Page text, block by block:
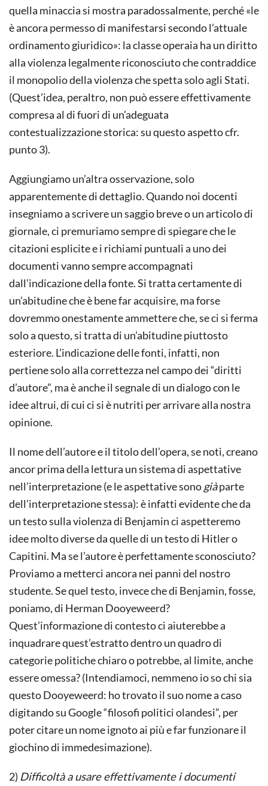
quella minaccia si mostra paradossalmente, perché «le
è ancora permesso di manifestarsi secondo l’attuale
ordinamento giuridico»: la classe operaia ha un diritto
alla violenza legalmente riconosciuto che contraddice
il monopolio della violenza che spetta solo agli Stati.
(Quest’idea, peraltro, non può essere effettivamente
compresa al di fuori di un’adeguata
contestualizzazione storica: su questo aspetto cfr.
punto 3).
Aggiungiamo un’altra osservazione, solo
apparentemente di dettaglio. Quando noi docenti
insegniamo a scrivere un saggio breve o un articolo di
giornale, ci premuriamo sempre di spiegare che le
citazioni esplicite e i richiami puntuali a uno dei
documenti vanno sempre accompagnati
dall’indicazione della fonte. Si tratta certamente di
un’abitudine che è bene far acquisire, ma forse
dovremmo onestamente ammettere che, se ci si ferma
solo a questo, si tratta di un’abitudine piuttosto
esteriore. L’indicazione delle fonti, infatti, non
pertiene solo alla correttezza nel campo dei “diritti
d’autore”, ma è anche il segnale di un dialogo con le
idee altrui, di cui ci si è nutriti per arrivare alla nostra
opinione.
Il nome dell’autore e il titolo dell’opera, se noti, creano
ancor prima della lettura un sistema di aspettative
nell’interpretazione (e le aspettative sono giàparte
dell’interpretazione stessa): è infatti evidente che da
un testo sulla violenza di Benjamin ci aspetteremo
idee molto diverse da quelle di un testo di Hitler o
Capitini. Ma se l’autore è perfettamente sconosciuto?
Proviamo a metterci ancora nei panni del nostro
studente. Se quel testo, invece che di Benjamin, fosse,
poniamo, di Herman Dooyeweerd?
Quest’informazione di contesto ci aiuterebbe a
inquadrare quest’estratto dentro un quadro di
categorie politiche chiaro o potrebbe, al limite, anche
essere omessa? (Intendiamoci, nemmeno io so chi sia
questo Dooyeweerd: ho trovato il suo nome a caso
digitando su Google “filosofi politici olandesi”, per
poter citare un nome ignoto ai più e far funzionare il
giochino di immedesimazione).
2) Difficoltà a usare effettivamente i documenti